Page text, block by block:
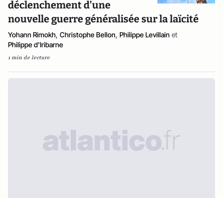
déclenchement d’une
nouvelle guerre généralisée sur la laïcité
Yohann Rimokh, Christophe Bellon, Philippe Levillain et
Philippe d'Iribarne
1 min de lecture